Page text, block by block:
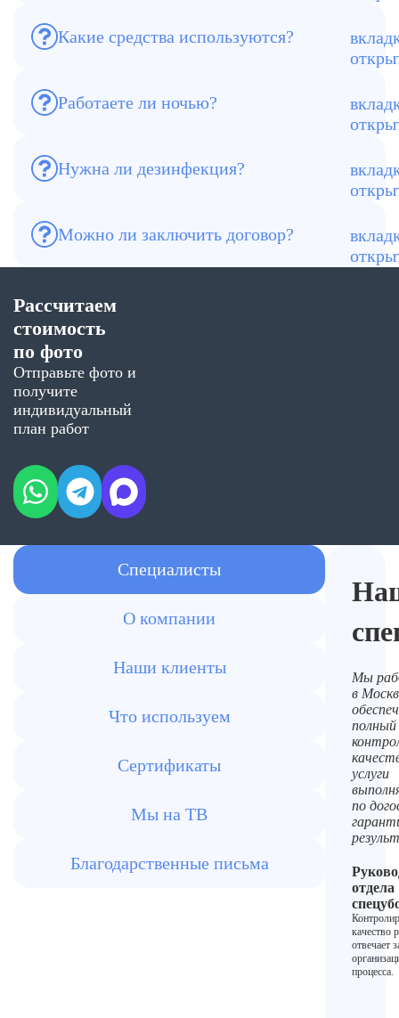
Какие средства используются?
Профессиональная химия и безопасные
Работаете ли ночью?
Да, возможен вечерний и ночной
Нужна ли дезинфекция?
Рекомендуется для зон высокой
Можно ли заключить договор?
Да, работаем официально по договору.
Рассчитаем
стоимость
по фото
Отправьте фото и
получите
индивидуальный
план работ
Специалисты
О компании
Наши клиенты
Что используем
Сертификаты
Мы на ТВ
Благодарственные письма
Мы
в
полный
услуги
по
отдела
качество
отвечает
процесса.